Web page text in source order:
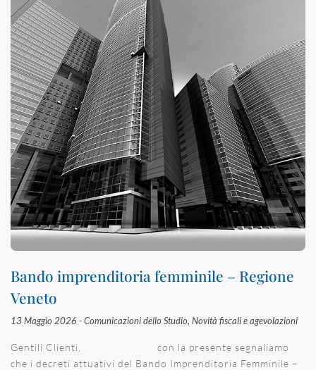
Bando imprenditoria femminile – Regione
Veneto
13 Maggio 2026 -Comunicazioni dello Studio, Novità fiscali e agevolazioni
Gentili Clienti, con la presente segnaliamo
che i decreti attuativi del Bando Imprenditoria Femminile –